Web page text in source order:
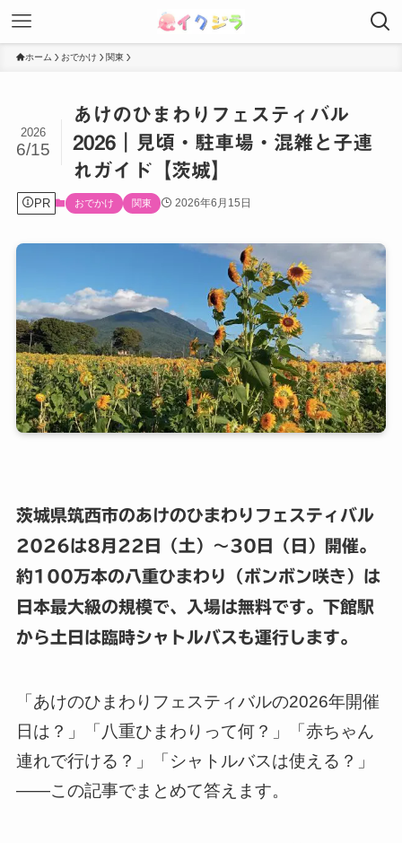
ホーム おでかけ 関東
あけのひまわりフェスティバル
2026｜見頃・駐車場・混雑と子連
れガイド【茨城】
2026
6/15
PR おでかけ 関東 2026年6月15日
茨城県筑西市のあけのひまわりフェスティバル
2026は8月22日（土）〜30日（日）開催。
約100万本の八重ひまわり（ボンボン咲き）は
日本最大級の規模で、入場は無料です。下館駅
から土日は臨時シャトルバスも運行します。
「あけのひまわりフェスティバルの2026年開催
日は？」「八重ひまわりって何？」「赤ちゃん
連れで行ける？」「シャトルバスは使える？」
——この記事でまとめて答えます。